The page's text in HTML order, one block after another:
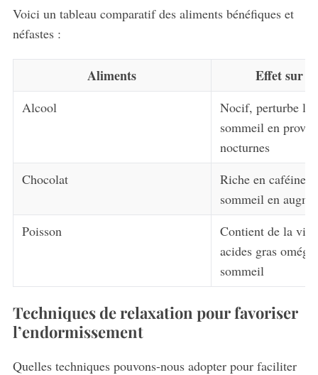
Voici un tableau comparatif des aliments bénéfiques et
néfastes :
Aliments Effet sur
Alcool
Nocif, perturbe le
sommeil en
nocturnes
Chocolat
Riche en caféine,
sommeil en
Poisson
Contient de la
acides gras
sommeil
Techniques de relaxation pour favoriser
l’endormissement
Quelles techniques pouvons-nous adopter pour faciliter
e
a
c
h